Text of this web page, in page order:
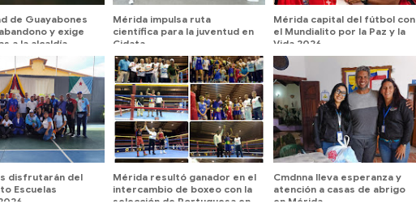
de Guayabones
y exige
a la alcaldía
Mérida impulsa ruta
científica para la juventud en
Cidata
Mérida capital del fútbol con
el Mundialito por la Paz y la
Vida 2026
disfrutarán del
Escuelas
Mérida resultó ganador en el
intercambio de boxeo con la
selección de Portuguesa en
Cmdnna lleva esperanza y
atención a casas de abrigo
en Mérida